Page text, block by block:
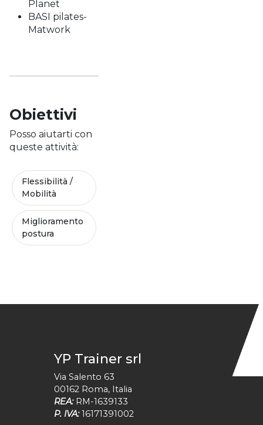
Planet
BASI pilates-
Matwork
Obiettivi
Posso aiutarti con
queste attività:
Flessibilità /
Mobilità
Miglioramento
postura
YP Trainer srl
Via Salento 63
00162 Roma, Italia
REA: RM-1639133
P. IVA: 16171391002